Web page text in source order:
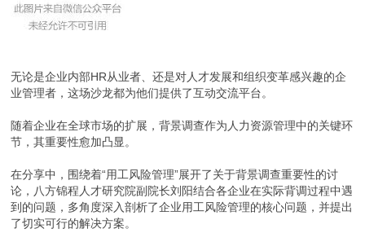
无论是企业内部HR从业者、还是对人才发展和组织变革感兴趣的企
业管理者，这场沙龙都为他们提供了互动交流平台。
随着企业在全球市场的扩展，背景调查作为人力资源管理中的关键环
节，其重要性愈加凸显。
在分享中，围绕着“用工风险管理”展开了关于背景调查重要性的讨
论，八方锦程人才研究院副院长刘阳结合各企业在实际背调过程中遇
到的问题，多角度深入剖析了企业用工风险管理的核心问题，并提出
了切实可行的解决方案。